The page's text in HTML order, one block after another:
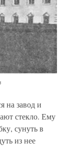
на завод и
стекло. Ему
сунуть в
из нее